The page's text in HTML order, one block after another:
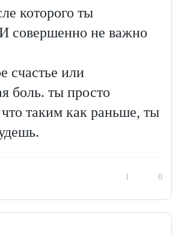
которого ты
совершенно не важно
счастье или
боль. ты просто
таким как раньше, ты
1 0